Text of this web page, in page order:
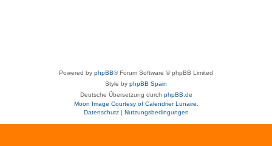
Powered by phpBB® Forum Software © phpBB Limited
Style by phpBB Spain
Deutsche Übersetzung durch phpBB.de
Moon Image Courtesy of Calendrier Lunaire.
Datenschutz| Nutzungsbedingungen